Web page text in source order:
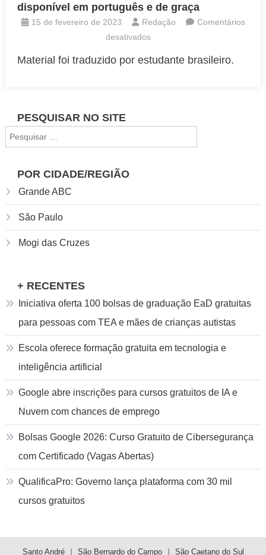
disponível em português e de graça
15 de fevereiro de 2023 Redação
Comentários
desativadosem
mais
está
Material foi traduzido por estudante brasileiro.
PESQUISAR NO SITE
por:
POR CIDADE/REGIÃO
Grande ABC
São Paulo
Mogi das Cruzes
+ RECENTES
Iniciativa oferta 100 bolsas de graduação EaD gratuitas
para pessoas com TEA e mães de crianças autistas
Escola oferece formação gratuita em tecnologia e
inteligência artificial
Google abre inscrições para cursos gratuitos de IA e
Nuvem com chances de emprego
Bolsas Google 2026: Curso Gratuito de Cibersegurança
com Certificado (Vagas Abertas)
QualificaPro: Governo lança plataforma com 30 mil
cursos gratuitos
Santo André São Bernardo do Campo São Caetano do Sul